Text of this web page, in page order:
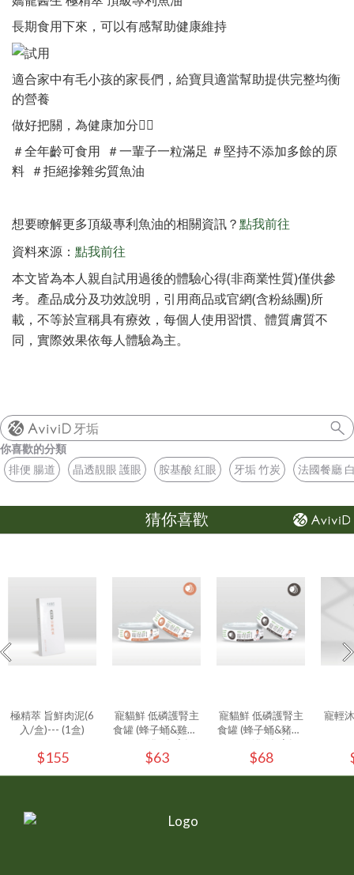
長期食用下來，可以有感幫助健康維持
適合家中有毛小孩的家長們，給寶貝適當幫助提供完整均衡
的營養
做好把關，為健康加分👍🏻
＃全年齡可食用 ＃一輩子一粒滿足 ＃堅持不添加多餘的原
料 ＃拒絕摻雜劣質魚油
想要瞭解更多頂級專利魚油的相關資訊？ 點我前往
資料來源： 點我前往
本文皆為本人親自試用過後的體驗心得(非商業性質)僅供參
考。產品成分及功效說明，引用商品或官網(含粉絲團)所
載，不等於宣稱具有療效，每個人使用習慣、體質膚質不
同，實際效果依每人體驗為主。
牙垢
你喜歡的分類
排便 腸道
晶透靚眼 護眼 胺基酸 紅眼 牙垢 竹炭 法國餐廳
猜你喜歡
極精萃 旨鮮肉泥(6
入/盒)--- (1盒)
$155
寵貓鮮 低磷護腎主
食罐 (蜂子蛹&雞肉)
80g/罐 - (1入)
$63
寵貓鮮 低磷護腎主
食罐 (蜂子蛹&豬肉)
80g/罐 - (1入)
$68
寵輕